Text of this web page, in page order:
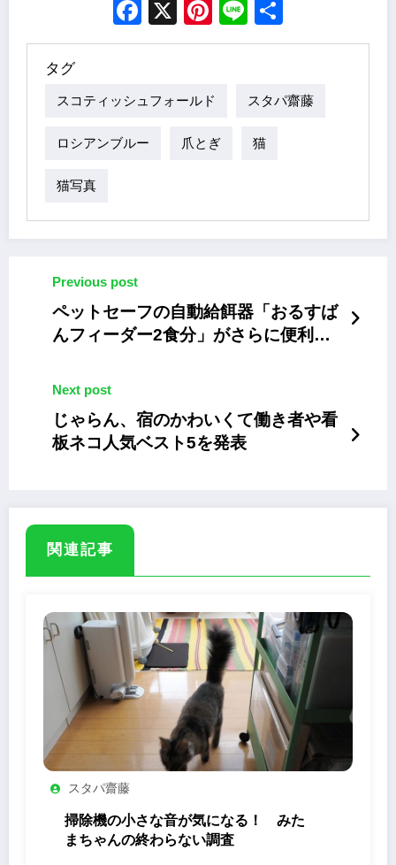
Facebook
X Pinterest
Line
タグ
スコティッシュフォールド スタパ齋藤
ロシアンブルー 爪とぎ 猫
猫写真
Previous post
ペットセーフの自動給餌器「おるすば
んフィーダー2食分」がさらに便利に
Next post
じゃらん、宿のかわいくて働き者や看
板ネコ人気ベスト5を発表
関連記事
スタパ齋藤
掃除機の小さな音が気になる！ みた
まちゃんの終わらない調査